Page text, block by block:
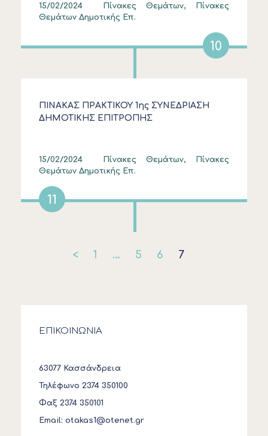
15/02/2024
Πίνακες Θεμάτων, Πίνακες
Θεμάτων Δημοτικής Επ.
10
ΠΙΝΑΚΑΣ ΠΡΑΚΤΙΚΟΥ 1ης ΣΥΝΕΔΡΙΑΣΗ
ΔΗΜΟΤΙΚΗΣ ΕΠΙΤΡΟΠΗΣ
15/02/2024
Πίνακες Θεμάτων, Πίνακες
Θεμάτων Δημοτικής Επ.
11
< 1 … 5 6 7
ΕΠΙΚΟΙΝΩΝΙΑ
63077 Κασσάνδρεια
Τηλέφωνο 2374 350100
Φαξ 2374 350101
Email: otakas1@otenet.gr